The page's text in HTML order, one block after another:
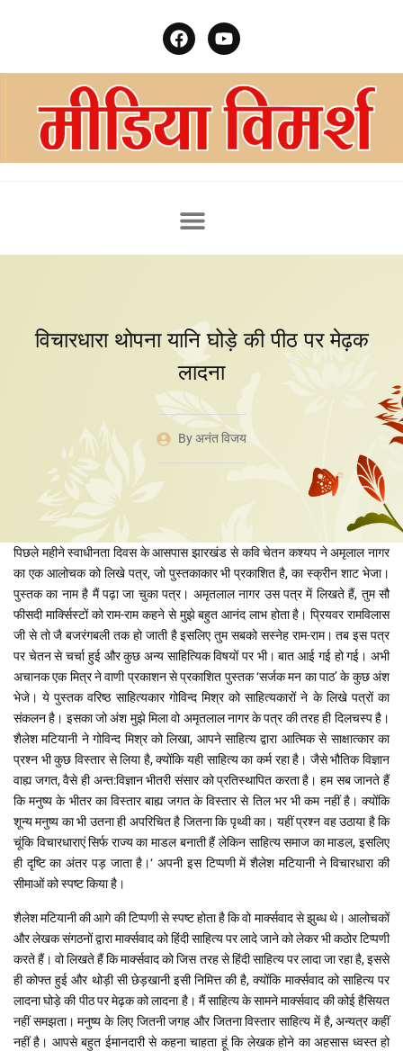
विचारधारा थोपना यानि घोड़े की पीठ पर मेढ़क
लादना
Byअनंत विजय
पिछले महीने स्वाधीनता दिवस के आसपास झारखंड से कवि चेतन कश्यप ने अमृलाल नागर
का एक आलोचक को लिखे पत्र, जो पुस्तकाकार भी प्रकाशित है, का स्क्रीन शाट भेजा।
पुस्तक का नाम है मैं पढ़ा जा चुका पत्र। अमृतलाल नागर उस पत्र में लिखते हैं, तुम सौ
फीसदी मार्क्सिस्टों को राम-राम कहने से मुझे बहुत आनंद लाभ होता है। प्रियवर रामविलास
जी से तो जै बजरंगबली तक हो जाती है इसलिए तुम सबको सस्नेह राम-राम। तब इस पत्र
पर चेतन से चर्चा हुई और कुछ अन्य साहित्यिक विषयों पर भी। बात आई गई हो गई। अभी
अचानक एक मित्र ने वाणी प्रकाशन से प्रकाशित पुस्तक ‘सर्जक मन का पाठ’ के कुछ अंश
भेजे। ये पुस्तक वरिष्ठ साहित्यकार गोविन्द मिश्र को साहित्यकारों ने के लिखे पत्रों का
संकलन है। इसका जो अंश मुझे मिला वो अमृतलाल नागर के पत्र की तरह ही दिलचस्प है।
शैलेश मटियानी ने गोविन्द मिश्र को लिखा, आपने साहित्य द्वारा आत्मिक से साक्षात्कार का
प्रश्न भी कुछ विस्तार से लिया है, क्योंकि यही साहित्य का कर्म रहा है। जैसे भौतिक विज्ञान
वाह्य जगत, वैसे ही अन्त:विज्ञान भीतरी संसार को प्रतिस्थापित करता है। हम सब जानते हैं
कि मनुष्य के भीतर का विस्तार बाह्य जगत के विस्तार से तिल भर भी कम नहीं है। क्योंकि
शून्य मनुष्य का भी उतना ही अपरिचित है जितना कि पृथ्वी का। यहीं प्रश्न वह उठाया है कि
चूंकि विचारधाराएं सिर्फ राज्य का माडल बनाती हैं लेकिन साहित्य समाज का माडल, इसलिए
ही दृष्टि का अंतर पड़ जाता है।‘ अपनी इस टिप्पणी में शैलेश मटियानी ने विचारधारा की
सीमाओं को स्पष्ट किया है।
शैलेश मटियानी की आगे की टिप्पणी से स्पष्ट होता है कि वो मार्क्सवाद से झुब्ध थे। आलोचकों
और लेखक संगठनों द्वारा मार्क्सवाद को हिंदी साहित्य पर लादे जाने को लेकर भी कठोर टिप्पणी
करते हैं। वो लिखते हैं कि मार्क्सवाद को जिस तरह से हिंदी साहित्य पर लादा जा रहा है, इससे
ही कोफ्त हुई और थोड़ी सी छेड़खानी इसी निमित्त की है, क्योंकि मार्क्सवाद को साहित्य पर
लादना घोड़े की पीठ पर मेढ़क को लादना है। मैं साहित्य के सामने मार्क्सवाद की कोई हैसियत
नहीं समझता। मनुष्य के लिए जितनी जगह और जितना विस्तार साहित्य में है, अन्यत्र कहीं
नहीं है। आपसे बहुत ईमानदारी से कहना चाहता हूं कि लेखक होने का अहसास ध्वस्त हो